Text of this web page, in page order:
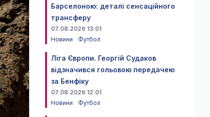
Барселоною: деталі сенсаційного
трансферу
07.08.2026 13:01
Новини
Футбол
Ліга Європи. Георгій Судаков
відзначився гольовою передачею
за Бенфіку
07.08.2026 12:01
Новини
Футбол